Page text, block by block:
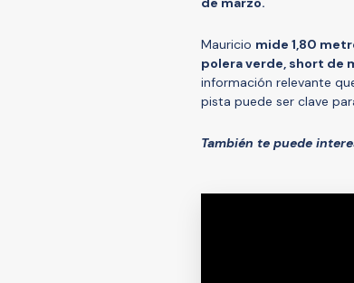
Mauricio mide 1,80
polera verde, short de
información relevante
pista puede ser clave
También te puede